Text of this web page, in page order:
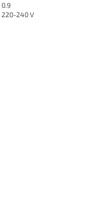
0.9
220-240 V